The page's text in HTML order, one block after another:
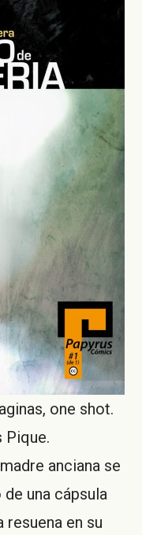
one shot.
Pique.
anciana se
una cápsula
resuena en su